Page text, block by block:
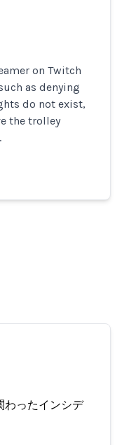
on Twitch
as denying
do not exist,
the trolley
わったインシデ